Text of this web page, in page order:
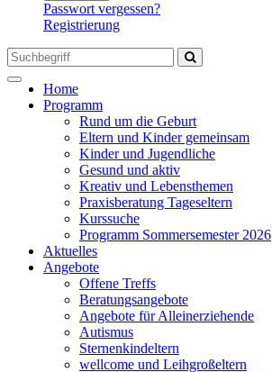
Passwort vergessen?
Registrierung
Toggle
navigation
Home
Programm
Rund um die Geburt
Eltern und Kinder gemeinsam
Kinder und Jugendliche
Gesund und aktiv
Kreativ und Lebensthemen
Praxisberatung Tageseltern
Kurssuche
Programm Sommersemester 2026
Aktuelles
Angebote
Offene Treffs
Beratungsangebote
Angebote für Alleinerziehende
Autismus
Sternenkindeltern
wellcome und Leihgroßeltern